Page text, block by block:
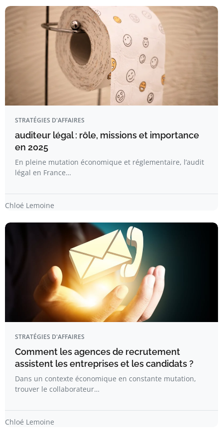
STRATÉGIES D'AFFAIRES
auditeur légal : rôle, missions et importance
en 2025
En pleine mutation économique et réglementaire, l’audit
légal en France…
Chloé Lemoine
STRATÉGIES D'AFFAIRES
Comment les agences de recrutement
assistent les entreprises et les candidats ?
Dans un contexte économique en constante mutation,
trouver le collaborateur…
Chloé Lemoine